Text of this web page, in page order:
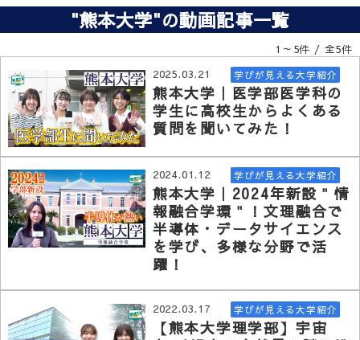
"熊本大学"の動画記事一覧
1～5件 / 全5件
2025.03.21 学びが見える大学紹介
熊本大学｜医学部医学科の
学生に高校生からよくある
質問を聞いてみた！
2024.01.12 学びが見える大学紹介
熊本大学｜2024年新設＂情
報融合学環＂！文理融合で
半導体・データサイエンス
を学び、多様な分野で活
躍！
2022.03.17 学びが見える大学紹介
【熊本大学理学部】宇宙